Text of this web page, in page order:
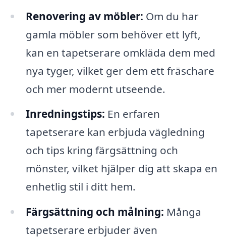
Renovering av möbler: Om du har
gamla möbler som behöver ett lyft,
kan en tapetserare omkläda dem med
nya tyger, vilket ger dem ett fräschare
och mer modernt utseende.
Inredningstips: En erfaren
tapetserare kan erbjuda vägledning
och tips kring färgsättning och
mönster, vilket hjälper dig att skapa en
enhetlig stil i ditt hem.
Färgsättning och målning: Många
tapetserare erbjuder även